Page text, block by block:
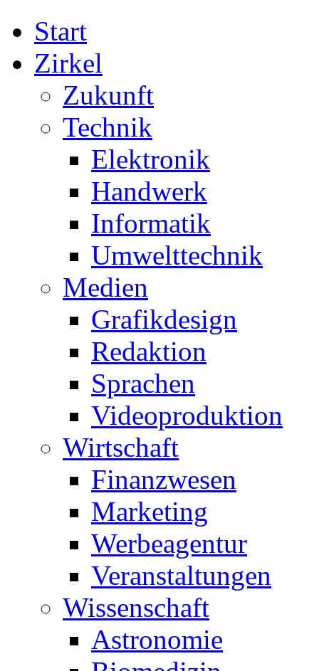
Start
Zirkel
Zukunft
Technik
Elektronik
Handwerk
Informatik
Umwelttechnik
Medien
Grafikdesign
Redaktion
Sprachen
Videoproduktion
Wirtschaft
Finanzwesen
Marketing
Werbeagentur
Veranstaltungen
Wissenschaft
Astronomie